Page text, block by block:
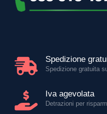
Spedizione
Spedizione gratuita
Iva agevolata
Detrazioni per